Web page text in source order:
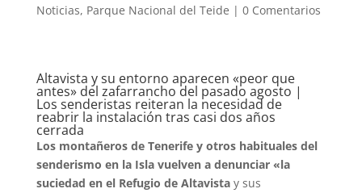
Noticias, Parque Nacional del Teide | 0 Comentarios
Altavista y su entorno aparecen «peor que
antes» del zafarrancho del pasado agosto |
Los senderistas reiteran la necesidad de
reabrir la instalación tras casi dos años
cerrada
Los montañeros de Tenerife y otros habituales del
senderismo en la Isla vuelven a denunciar «la
suciedad en el Refugio de Altavistay sus